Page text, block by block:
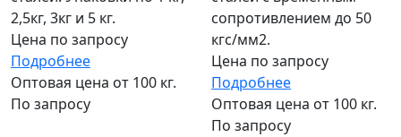
2,5кг, 3кг и 5 кг.
Цена по запросу
Подробнее
Оптовая цена от 100 кг.
По запросу
сопротивлением до 50
кгс/мм2.
Цена по запросу
Подробнее
Оптовая цена от 100 кг.
По запросу